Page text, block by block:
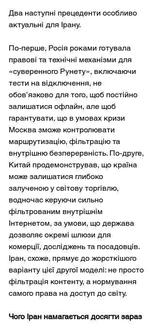
Два наступні прецеденти особливо
актуальні для Ірану.
По-перше, Росія роками готувала
правові та технічні механізми для
«суверенного Рунету», включаючи
тести на відключення, не
обов’язково для того, щоб постійно
залишатися офлайн, але щоб
гарантувати, що в умовах кризи
Москва зможе контролювати
маршрутизацію, фільтрацію та
внутрішню безперервність. По-друге,
Китай продемонстрував, що країна
може залишатися глибоко
залученою у світову торгівлю,
водночас керуючи сильно
фільтрованим внутрішнім
Інтернетом, за умови, що держава
дозволяє окремі шлюзи для
комерції, досліджень та посадовців.
Іран, схоже, прямує до жорсткішого
варіанту цієї другої моделі: не просто
фільтрація контенту, а нормування
самого права на доступ до світу.
Чого Іран намагається досягти зараз